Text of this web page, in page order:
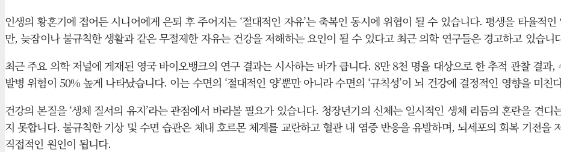
인생의 황혼기에 접어든 시니어에게 은퇴 후 주어지는 ‘절대적인 자유’는 축복인 동시에 위협이 될 수 있습니다. 평생을 타율적
만, 늦잠이나 불규칙한 생활과 같은 무절제한 자유는 건강을 저해하는 요인이 될 수 있다고 최근 의학 연구들은 경고하고 있습니
최근 주요 의학 저널에 게재된 영국 바이오뱅크의 연구 결과는 시사하는 바가 큽니다. 8만 8천 명을 대상으로 한 추적 관찰 결과
발병 위험이 50% 높게 나타났습니다. 이는 수면의 ‘절대적인 양’뿐만 아니라 수면의 ‘규칙성’이 뇌 건강에 결정적인 영향을 미친
건강의 본질을 ‘생체 질서의 유지’라는 관점에서 바라볼 필요가 있습니다. 청장년기의 신체는 일시적인 생체 리듬의 혼란을 견
지 못합니다. 불규칙한 기상 및 수면 습관은 체내 호르몬 체계를 교란하고 혈관 내 염증 반응을 유발하며, 뇌세포의 회복 기전을
직접적인 원인이 됩니다.